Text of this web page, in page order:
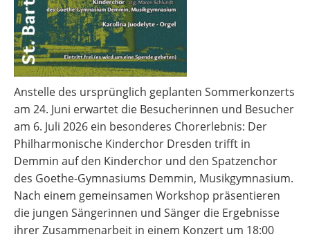
Anstelle des ursprünglich geplanten Sommerkonzerts
am 24. Juni erwartet die Besucherinnen und Besucher
am 6. Juli 2026 ein besonderes Chorerlebnis: Der
Philharmonische Kinderchor Dresden trifft in
Demmin auf den Kinderchor und den Spatzenchor
des Goethe-Gymnasiums Demmin, Musikgymnasium.
Nach einem gemeinsamen Workshop präsentieren
die jungen Sängerinnen und Sänger die Ergebnisse
ihrer Zusammenarbeit in einem Konzert um 18:00